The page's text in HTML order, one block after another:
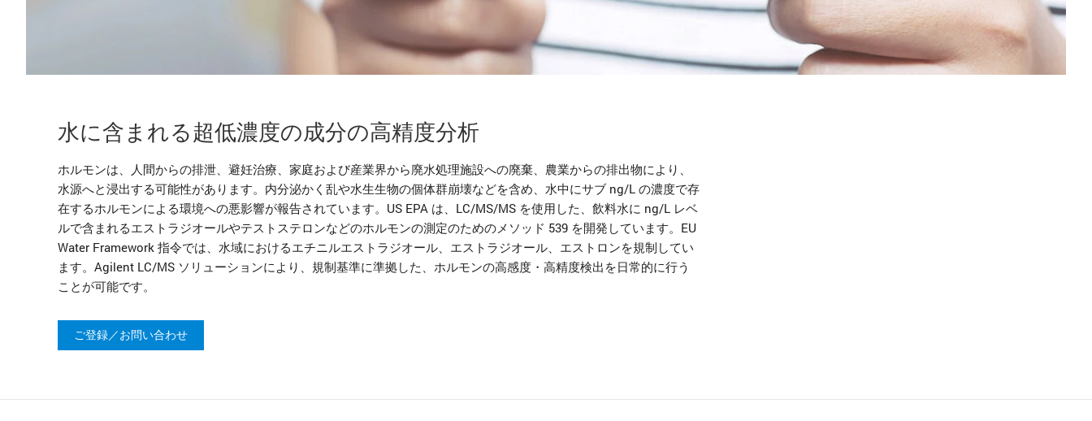
水に含まれる超低濃度の成分の高精度分析
ホルモンは、人間からの排泄、避妊治療、家庭および産業界から廃水処理施設への廃棄、農業からの排出物により、
水源へと浸出する可能性があります。内分泌かく乱や水生生物の個体群崩壊などを含め、水中にサブ ng/L の濃度で存
在するホルモンによる環境への悪影響が報告されています。US EPA は、LC/MS/MS を使用した、飲料水に ng/L レベ
ルで含まれるエストラジオールやテストステロンなどのホルモンの測定のためのメソッド 539 を開発しています。EU
Water Framework 指令では、水域におけるエチニルエストラジオール、エストラジオール、エストロンを規制してい
ます。Agilent LC/MS ソリューションにより、規制基準に準拠した、ホルモンの高感度・高精度検出を日常的に行う
ことが可能です。
ご登録／お問い合わせ